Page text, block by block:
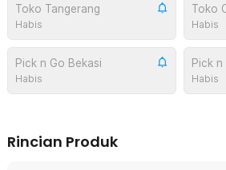
Toko Tangerang
Habis
Toko
Habis
Pick n Go Bekasi
Habis
Pick n
Habis
Rincian Produk